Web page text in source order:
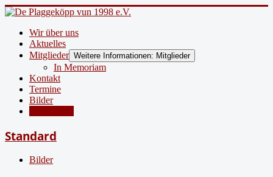
Wir über uns
Aktuelles
Mitglieder Weitere Informationen: Mitglieder
In Memoriam
Kontakt
Termine
Bilder
Standard
Bilder